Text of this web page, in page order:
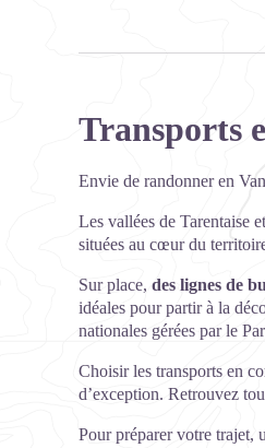
Transports
Envie de randonner en
Les vallées de Tarentaise
situées au cœur du
Sur place, des lignes de
idéales pour partir à la
nationales gérées par le
Choisir les transports en
d’exception. Retrouvez
Pour préparer votre trajet,